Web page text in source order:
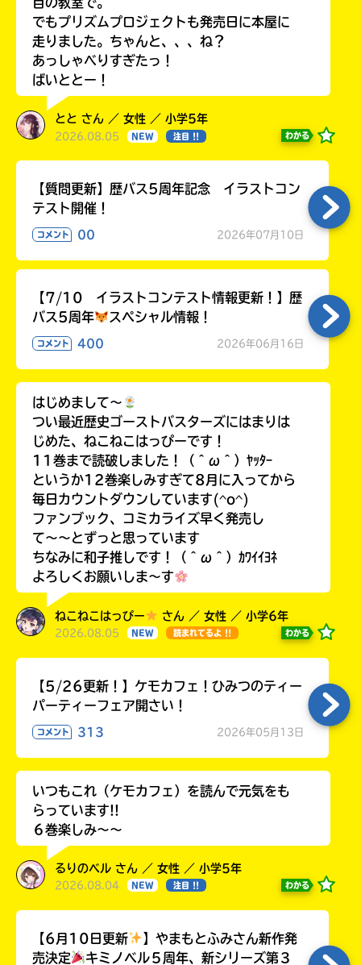
目の教室で。
でもプリズムプロジェクトも発売日に本屋に
走りました。ちゃんと、、、ね？
あっしゃべりすぎたっ！
ばいととー！
とと さん ／ 女性 ／ 小学5年
2026.08.05 NEW 注目 !! わかる
【質問更新】歴バス5周年記念 イラストコン
テスト開催！
コメント 00 2026年07月10日
【7/10 イラストコンテスト情報更新！】歴
バス5周年
スペシャル情報！
コメント 400 2026年06月16日
はじめまして〜
つい最近歴史ゴーストバスターズにはまりは
じめた、ねこねこはっぴーです！
11巻まで読破しました！（＾ω＾）ﾔｯﾀｰ
というか12巻楽しみすぎて8月に入ってから
毎日カウントダウンしています(^o^)
ファンブック、コミカライズ早く発売し
て〜〜とずっと思っています
ちなみに和子推しです！（＾ω＾）ｶﾜｲｲﾖﾈ
よろしくお願いしま〜す
ねこねこはっぴー さん ／ 女性 ／ 小学6年
2026.08.05 NEW 読まれてるよ !! わかる
【5/26更新！】ケモカフェ！ひみつのティー
パーティーフェア開さい！
コメント 313 2026年05月13日
いつもこれ（ケモカフェ）を読んで元気をも
らっています!!
６巻楽しみ～～
るりのベル さん ／ 女性 ／ 小学5年
2026.08.04 NEW 注目 !! わかる
【6月10日更新
】やまもとふみさん新作発
売決定
キミノベル５周年、新シリーズ第３